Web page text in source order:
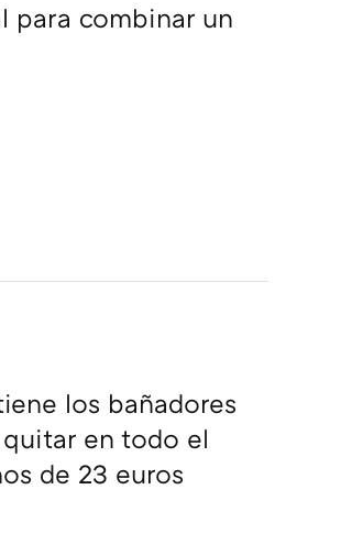
para combinar un
los bañadores
en todo el
de 23 euros